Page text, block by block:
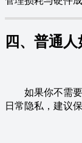
四、普通
如果你不需要
日常隐私，建议